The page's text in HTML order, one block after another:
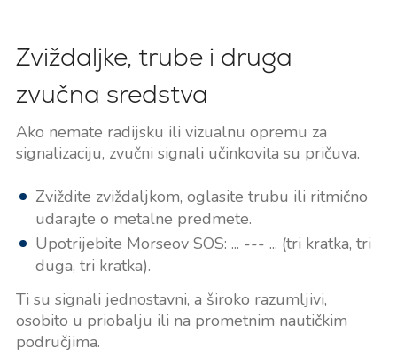
Zviždaljke, trube i druga
zvučna sredstva
Ako nemate radijsku ili vizualnu opremu za
signalizaciju, zvučni signali učinkovita su pričuva.
Zviždite zviždaljkom, oglasite trubu ili ritmično
udarajte o metalne predmete.
Upotrijebite Morseov SOS: ... --- ... (tri kratka, tri
duga, tri kratka).
Ti su signali jednostavni, a široko razumljivi,
osobito u priobalju ili na prometnim nautičkim
područjima.